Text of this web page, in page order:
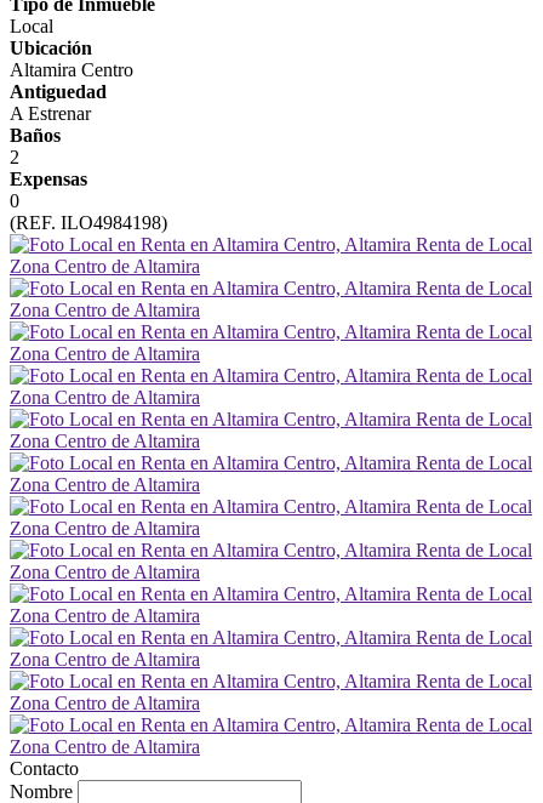
Tipo de Inmueble
Local
Ubicación
Altamira Centro
Antiguedad
A Estrenar
Baños
2
Expensas
0
(REF. ILO4984198)
Contacto
Nombre